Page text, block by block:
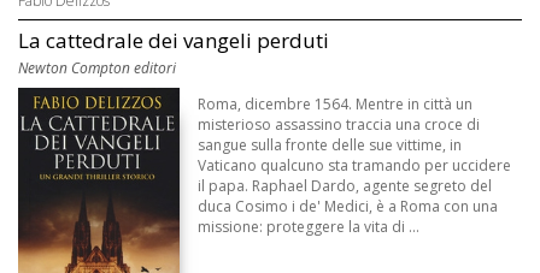
La cattedrale dei vangeli perduti
Newton Compton editori
Roma, dicembre 1564. Mentre in città un
misterioso assassino traccia una croce di
sangue sulla fronte delle sue vittime, in
Vaticano qualcuno sta tramando per uccidere
il papa. Raphael Dardo, agente segreto del
duca Cosimo i de' Medici, è a Roma con una
missione: proteggere la vita di ...